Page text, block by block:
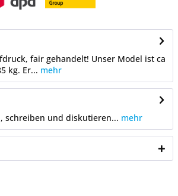
fair gehandelt! Unser Model ist ca
kg. Er... mehr
schreiben und diskutieren... mehr